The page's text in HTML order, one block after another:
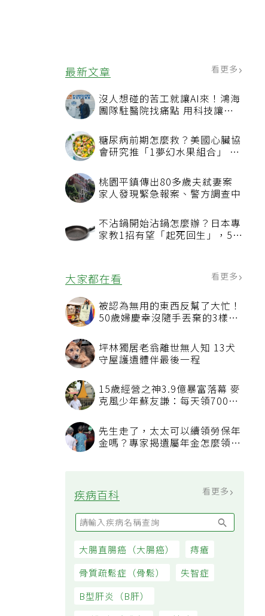
最新文章 看更多
沒人想碰的苦工就讓AI來！鴻海
團隊駐醫院找痛點 用科技讓醫
糖尿病前期怎麼救？美國心臟協
會研究推「1夢幻水果組合」 酪
桃園平鎮傳出80多歲夫弒妻案
家人發現緊急報案、警方調查中
不沾鍋開始沾鍋怎麼辦？日本專
家教1招有望「起死回生」，5情
大家都在看
被認為無用的東西反幫了大忙！
50歲婦慶幸沒隨手丟棄的3樣物
坪林獨居老翁離世無人知 13犬
守屋護遺體伴最後一程
15歲經營之神3.9億暴富落幕 麥
過日子
先生走了，太太可以續領勞保年
疾病百科